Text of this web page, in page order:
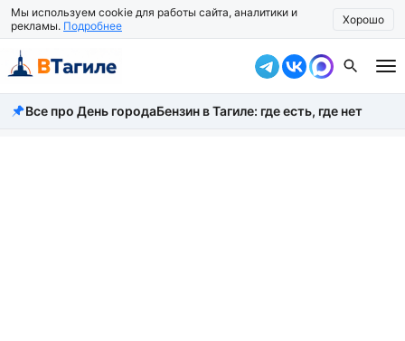
Мы используем cookie для работы сайта, аналитики и
рекламы. Подробнее Хорошо
Все новости
Все про День городаБензин в Тагиле: где есть, где нет